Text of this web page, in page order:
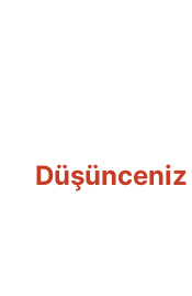
Düşünceniz